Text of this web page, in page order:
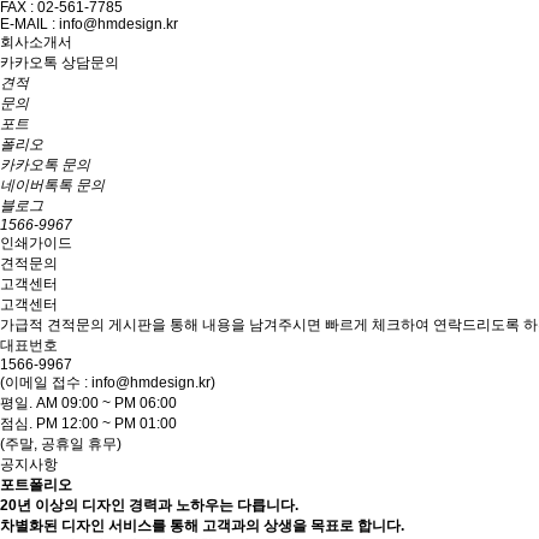
FAX : 02-561-7785
E-MAIL : info@hmdesign.kr
회사소개서
카카오톡 상담문의
견적
문의
포트
폴리오
카카오톡 문의
네이버톡톡 문의
블로그
1566-9967
인쇄가이드
견적문의
고객센터
고객센터
가급적 견적문의 게시판을 통해 내용을 남겨주시면 빠르게 체크하여 연락드리도록
대표번호
1566-9967
(이메일 접수 : info@hmdesign.kr)
평일. AM 09:00 ~ PM 06:00
점심. PM 12:00 ~ PM 01:00
(주말, 공휴일 휴무)
공지사항
포트폴리오
20년 이상의 디자인 경력과 노하우는 다릅니다.
차별화된 디자인 서비스를 통해 고객과의 상생을 목표로 합니다.